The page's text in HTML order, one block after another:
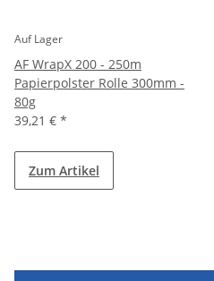
Auf Lager
AF WrapX 200 - 250m
Papierpolster Rolle 300mm -
80g
39,21 € *
Zum Artikel